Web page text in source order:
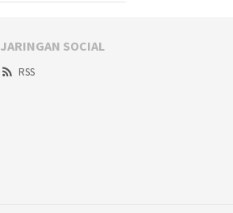
JARINGAN SOCIAL
RSS